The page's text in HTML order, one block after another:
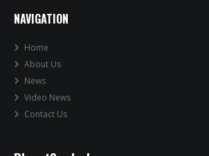
NAVIGATION
Home
About Us
News
Video News
Contact Us